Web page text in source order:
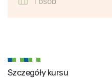
Szczegóły kursu